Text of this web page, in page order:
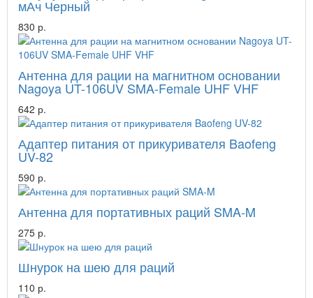
мАч Черный
830 р.
Антенна для рации на магнитном основании
Nagoya UT-106UV SMA-Female UHF VHF
642 р.
Адаптер питания от прикуривателя Baofeng
UV-82
590 р.
Антенна для портативных раций SMA-M
275 р.
Шнурок на шею для раций
110 р.